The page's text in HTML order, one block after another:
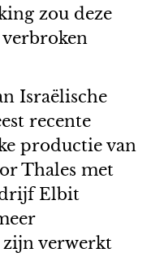
zou deze
Israëlische
recente
productie van
Thales met
Elbit
zijn verwerkt